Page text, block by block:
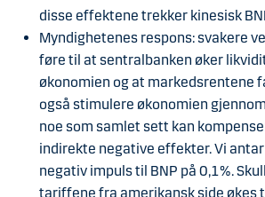
disse effektene trekker kinesisk
Myndighetenes respons: svakere
føre til at sentralbanken øker
økonomien og at markedsrentene
også stimulere økonomien
noe som samlet sett kan
indirekte negative effekter. Vi
negativ impuls til BNP på 0,1%.
tariffene fra amerikansk side økes